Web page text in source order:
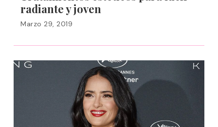
radiante y joven
Marzo 29, 2019